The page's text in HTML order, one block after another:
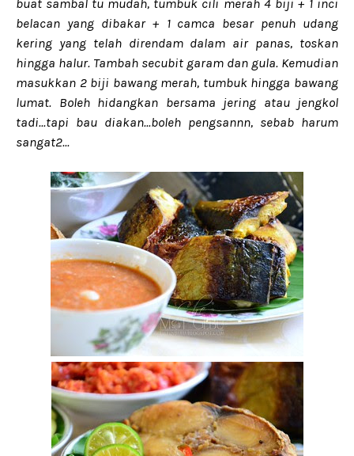
buat sambal tu mudah, tumbuk cili merah 4 biji + 1 inci
belacan yang dibakar + 1 camca besar penuh udang
kering yang telah direndam dalam air panas, toskan
hingga halur. Tambah secubit garam dan gula. Kemudian
masukkan 2 biji bawang merah, tumbuk hingga bawang
lumat. Boleh hidangkan bersama jering atau jengkol
tadi...tapi bau diakan...boleh pengsannn, sebab harum
sangat2...